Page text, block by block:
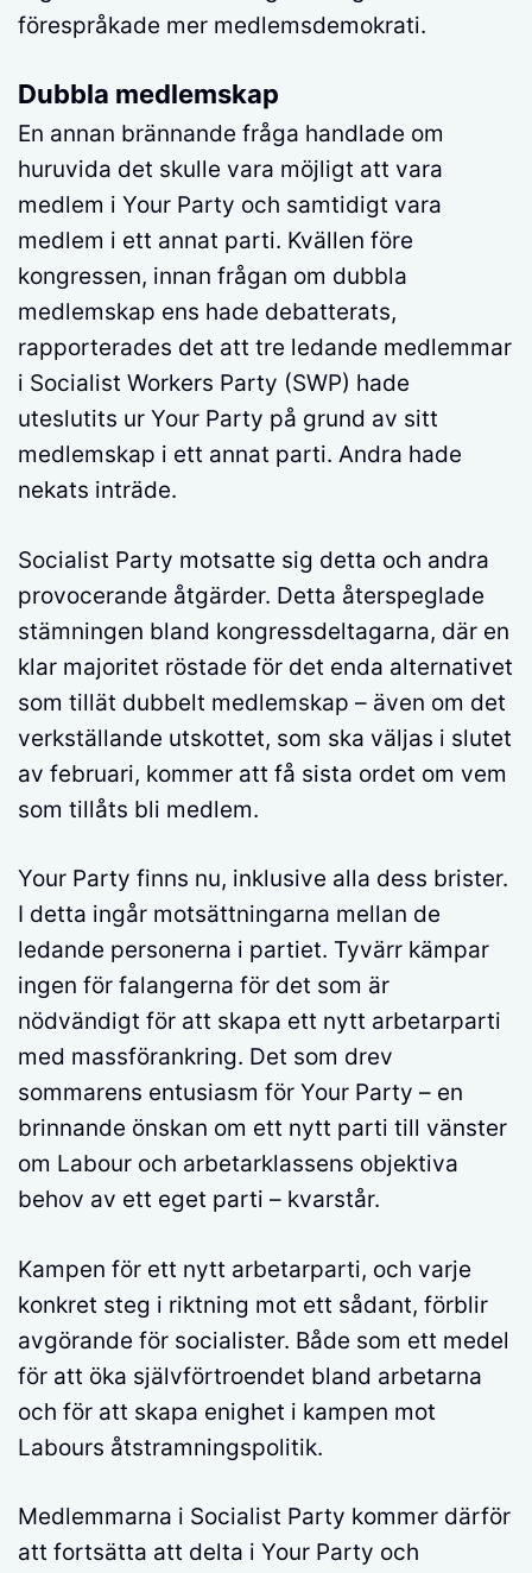
förespråkade mer medlemsdemokrati.
Dubbla medlemskap
En annan brännande fråga handlade om
huruvida det skulle vara möjligt att vara
medlem i Your Party och samtidigt vara
medlem i ett annat parti. Kvällen före
kongressen, innan frågan om dubbla
medlemskap ens hade debatterats,
rapporterades det att tre ledande medlemmar
i Socialist Workers Party (SWP) hade
uteslutits ur Your Party på grund av sitt
medlemskap i ett annat parti. Andra hade
nekats inträde.
Socialist Party motsatte sig detta och andra
provocerande åtgärder. Detta återspeglade
stämningen bland kongressdeltagarna, där en
klar majoritet röstade för det enda alternativet
som tillät dubbelt medlemskap – även om det
verkställande utskottet, som ska väljas i slutet
av februari, kommer att få sista ordet om vem
som tillåts bli medlem.
Your Party finns nu, inklusive alla dess brister.
I detta ingår motsättningarna mellan de
ledande personerna i partiet. Tyvärr kämpar
ingen för falangerna för det som är
nödvändigt för att skapa ett nytt arbetarparti
med massförankring. Det som drev
sommarens entusiasm för Your Party – en
brinnande önskan om ett nytt parti till vänster
om Labour och arbetarklassens objektiva
behov av ett eget parti – kvarstår.
Kampen för ett nytt arbetarparti, och varje
konkret steg i riktning mot ett sådant, förblir
avgörande för socialister. Både som ett medel
för att öka självförtroendet bland arbetarna
och för att skapa enighet i kampen mot
Labours åtstramningspolitik.
Medlemmarna i Socialist Party kommer därför
att fortsätta att delta i Your Party och